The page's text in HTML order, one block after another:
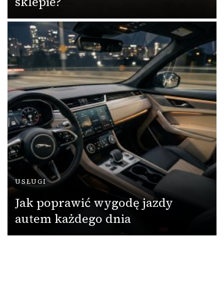
USŁUGI
Jak poprawić wygodę jazdy
autem każdego dnia